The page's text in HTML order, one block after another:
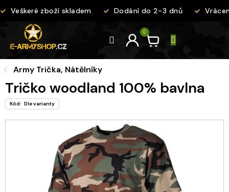
na
Veškeré zboží skladem Dodání do 2-3 dnů
Army Trička, Nátělníky
Tričko woodland 100% bavlna
Kód: Dle varianty